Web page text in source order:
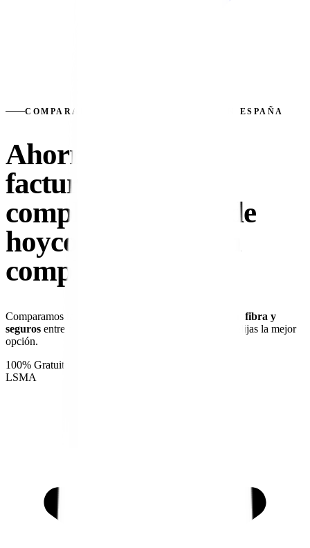
COMPARADOR INDEPENDIENTE #1 EN ESPAÑA
Ahorra en tus
facturas
complicaciones
desde
hoycon Cerecilla
complicaciones
Comparamos las mejores tarifas de
luz, gas, telefonía, fibra y
seguros entre más de 50 compañías para que tú solo elijas la mejor
opción.
100% Gratuito
LSMA